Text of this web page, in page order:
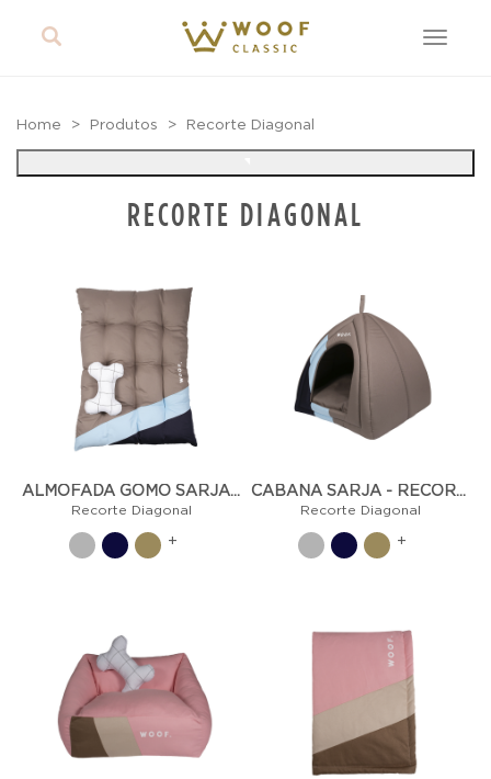
Toggle
Home Produtos Recorte Diagonal
RECORTE DIAGONAL
ALMOFADA GOMO SARJA - RECORTE DIAGONAL
Recorte Diagonal
+
CABANA SARJA - RECORTE DIAGONAL
Recorte Diagonal
+